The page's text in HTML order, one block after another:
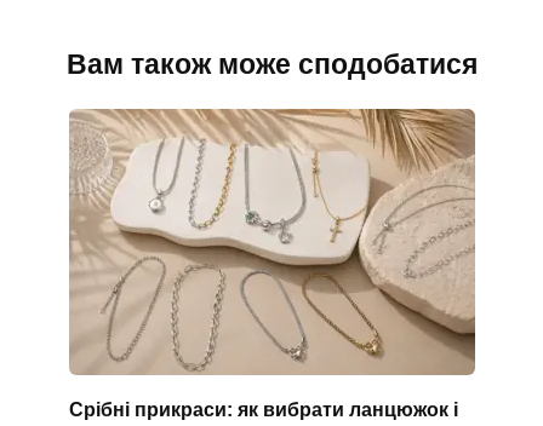
Вам також може сподобатися
Срібні прикраси: як вибрати ланцюжок і